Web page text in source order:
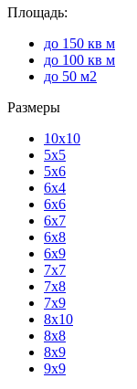
Площадь:
до 150 кв м
до 100 кв м
до 50 м2
Размеры
10x10
5x5
5x6
6x4
6x6
6x7
6x8
6x9
7x7
7x8
7x9
8x10
8x8
8x9
9x9